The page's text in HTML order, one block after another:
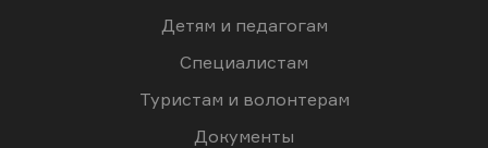
Детям и педагогам
Специалистам
Туристам и волонтерам
Документы